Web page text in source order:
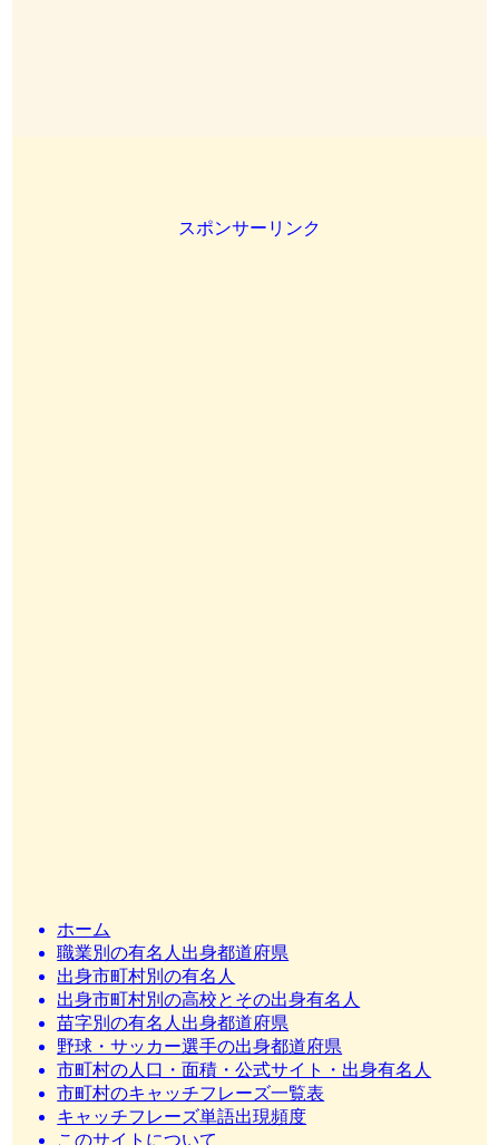
スポンサーリンク
ホーム
職業別の有名人出身都道府県
出身市町村別の有名人
出身市町村別の高校とその出身有名人
苗字別の有名人出身都道府県
野球・サッカー選手の出身都道府県
市町村の人口・面積・公式サイト・出身有名人
市町村のキャッチフレーズ一覧表
キャッチフレーズ単語出現頻度
このサイトについて